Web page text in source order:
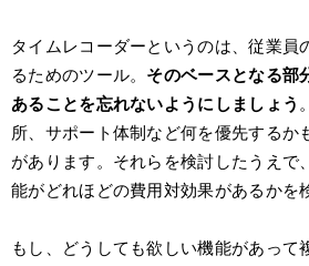
タイムレコーダーというのは、従業員
るためのツール。 そのベースとなる部
あることを忘れないようにしましょう
所、サポート体制など何を優先するか
があります。それらを検討したうえで
能がどれほどの費用対効果があるかを
もし、どうしても欲しい機能があって